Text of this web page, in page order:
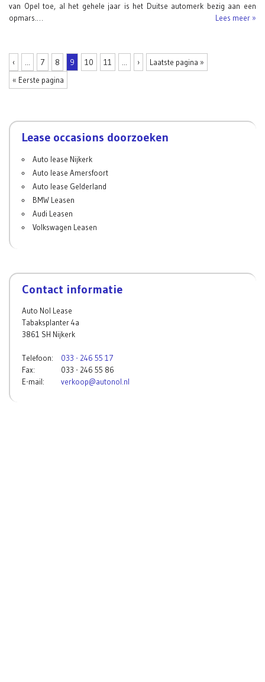
van Opel toe, al het gehele jaar is het Duitse automerk bezig aan een
opmars.…
Lees meer »
‹ 7 8 9 10 11 ›
Laatste pagina »
« Eerste pagina
Lease occasions doorzoeken
Auto lease Nijkerk
Auto lease Amersfoort
Auto lease Gelderland
BMW Leasen
Audi Leasen
Volkswagen Leasen
Contact informatie
Auto Nol Lease
Tabaksplanter 4a
3861 SH Nijkerk
Telefoon: 033 - 246 55 17
Fax:
033 - 246 55 86
E-mail:
verkoop@autonol.nl